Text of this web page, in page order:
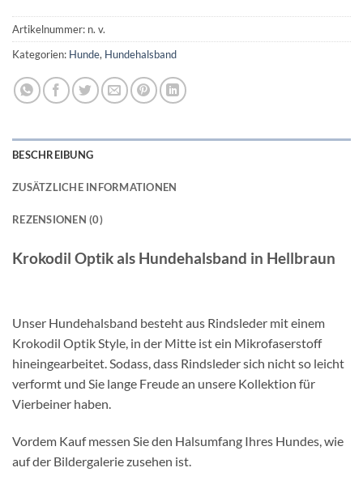
Artikelnummer: n. v.
Kategorien: Hunde, Hundehalsband
BESCHREIBUNG
ZUSÄTZLICHE INFORMATIONEN
REZENSIONEN (0)
Krokodil Optik als Hundehalsband in Hellbraun
Unser Hundehalsband besteht aus Rindsleder mit einem
Krokodil Optik Style, in der Mitte ist ein Mikrofaserstoff
hineingearbeitet. Sodass, dass Rindsleder sich nicht so leicht
verformt und Sie lange Freude an unsere Kollektion für
Vierbeiner haben.
Vordem Kauf messen Sie den Halsumfang Ihres Hundes, wie
auf der Bildergalerie zusehen ist.